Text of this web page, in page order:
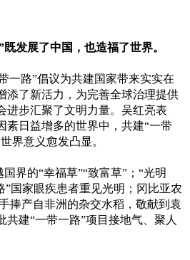
发展了中国，也造福了世界。
一路”倡议为共建国家带来实实在
添了新活力，为完善全球治理提供
进步汇聚了文明力量。吴红亮表
素日益增多的世界中，共建“一带
界意义愈发凸显。
界的“幸福草”“致富草”；“光明
”国家眼疾患者重见光明；冈比亚农
捧产自非洲的杂交水稻，敬献到袁
建“一带一路”项目接地气、聚人